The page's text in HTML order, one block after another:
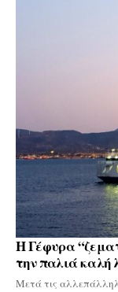
Η Γέφυρα
την παλιά καλή
Μετά τις